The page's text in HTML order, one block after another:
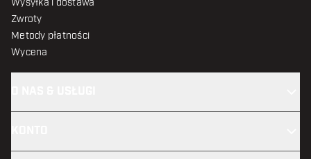
Wysyłka i dostawa
Zwroty
Metody płatności
Wycena